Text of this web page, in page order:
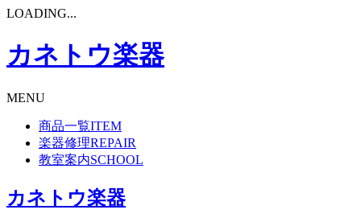
LOADING...
カネトウ楽器
MENU
商品一覧ITEM
楽器修理REPAIR
教室案内SCHOOL
カネトウ楽器